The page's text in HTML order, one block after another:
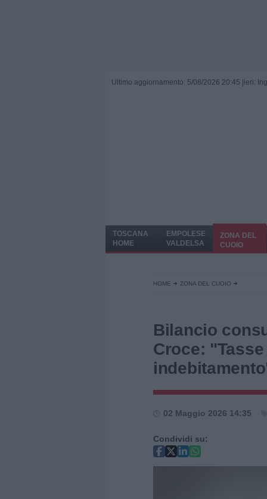
Ultimo aggiornamento: 5/08/2026 20:45 | ieri:
TOSCANA
HOME
EMPOLESE
VALDELSA
ZONA DEL
CUOIO
HOME ZONA DEL CUOIO
Bilancio
Croce:
02 Maggio 2026 14:35
Condividi su: